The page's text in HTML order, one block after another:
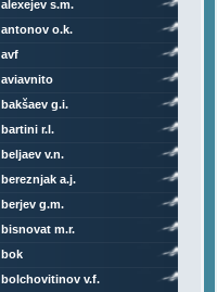
alexejev s.m.
antonov o.k.
avf
aviavnito
bakšaev g.i.
bartini r.l.
beljaev v.n.
bereznjak a.j.
berjev g.m.
bisnovat m.r.
bok
bolchovitinov v.f.